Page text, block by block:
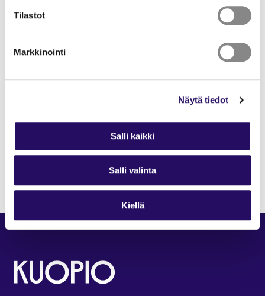
Tilastot
Markkinointi
Näytä tiedot
Salli kaikki
Salli valinta
Kiellä
Päivämäärät
12.6.-31.7. Vehmersalmen sota-aikaa ja kotirintamaa
näyttely “Sotasirpaleita” Vehmersalmen kirjastolla,
os. Vehmersalmenkatu 27. Järjestäjä: Vehmersalmen